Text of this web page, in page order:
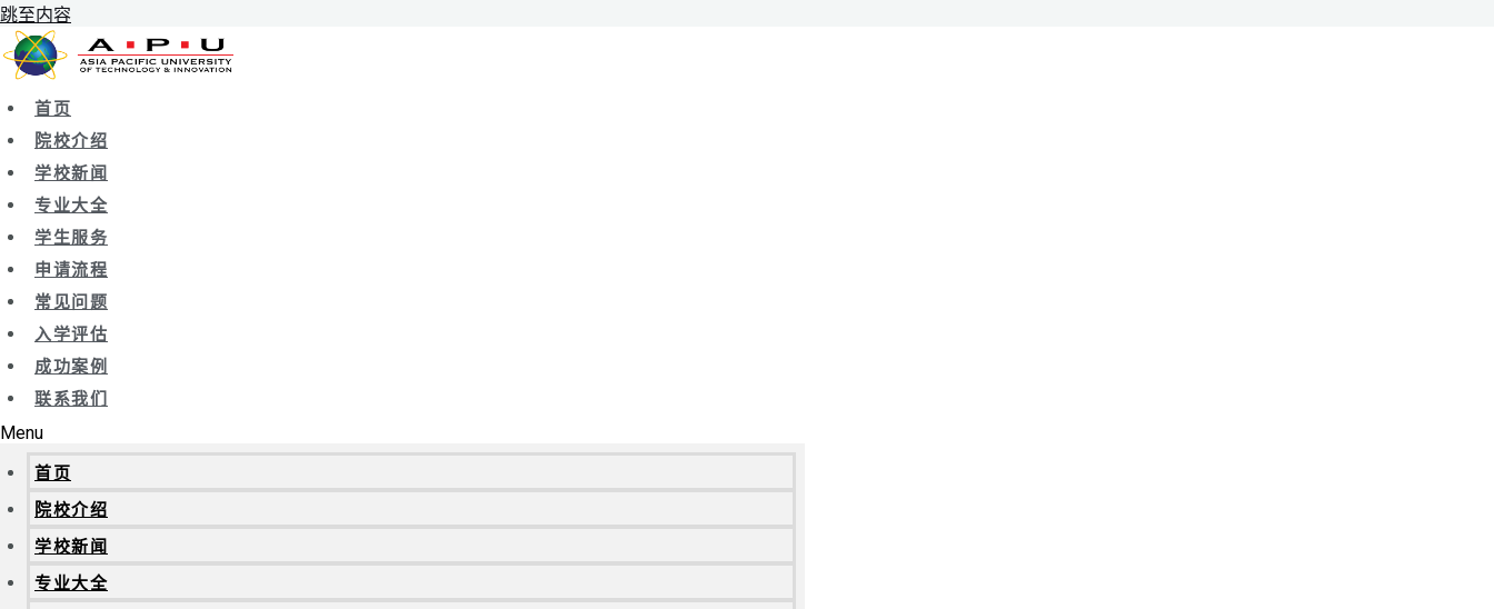
跳至内容
首页
院校介绍
学校新闻
专业大全
学生服务
申请流程
常见问题
入学评估
成功案例
联系我们
Menu
首页
院校介绍
学校新闻
专业大全